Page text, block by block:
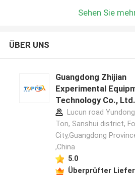
Sehen Sie
ÜBER UNS
Guangdong Zhijian
Experimental
Technology Co., Ltd.
Herstellerprofil
Lucun road
Ton, Sanshui district,
City,Guangdong
,China
5.0
Überprüfter